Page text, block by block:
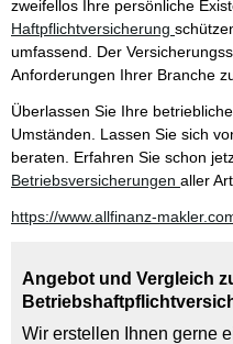
zweifellos Ihre persönliche
Haft­pflichtversicherung
umfassend. Der
Anforderungen Ihrer Branche
Überlassen Sie Ihre
Umständen. Lassen Sie sich
beraten. Erfahren Sie schon
Betriebsversicherungen aller
https://www.allfinanz-
Angebot und Vergleich
Wir erstellen Ihnen gerne